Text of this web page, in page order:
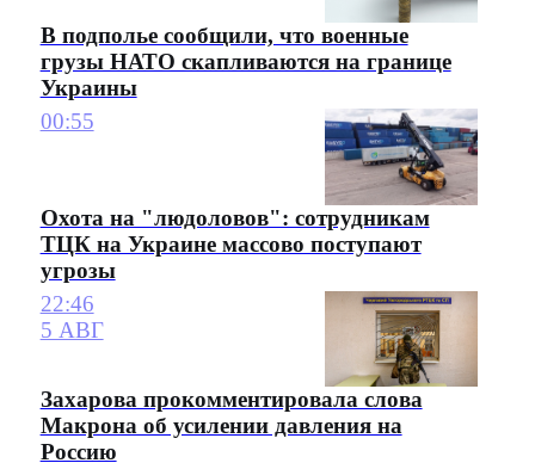
В подполье сообщили, что военные
грузы НАТО скапливаются на границе
Украины
00:55
Охота на "людоловов": сотрудникам
ТЦК на Украине массово поступают
угрозы
22:46
5 АВГ
Захарова прокомментировала слова
Макрона об усилении давления на
Россию